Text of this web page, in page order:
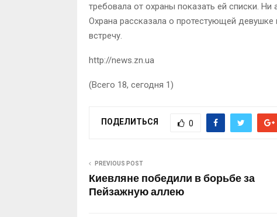
требовала от охраны показать ей списки.
Охрана рассказала о протестующей девушке
встречу.
http://news.zn.ua
(Всего 18, сегодня 1)
ПОДЕЛИТЬСЯ 0
PREVIOUS POST
Киевляне победили в борьбе за
Пейзажную аллею